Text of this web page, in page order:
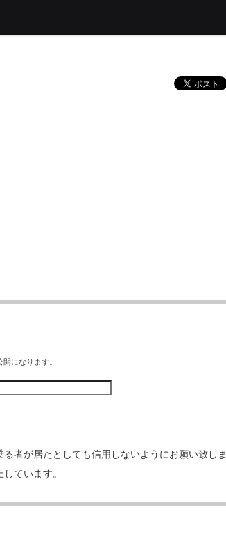
開になります。
者が居たとしても信用しないようにお願い致しま
ています。